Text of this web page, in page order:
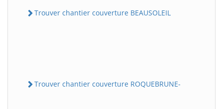
Trouver chantier couverture BEAUSOLEIL
Trouver chantier couverture ROQUEBRUNE-